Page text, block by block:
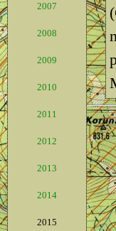
2007
2008
2009
2010
2011
2012
2013
2014
2015